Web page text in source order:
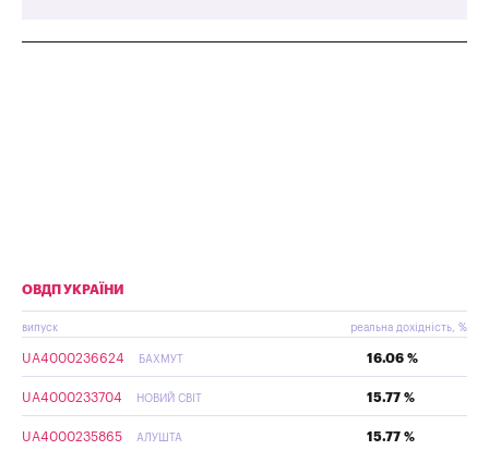
ОВДП УКРАЇНИ
випуск реальна дохідність, %
UA4000236624 БАХМУТ 16.06 %
UA4000233704 НОВИЙ СВІТ 15.77 %
UA4000235865 АЛУШТА 15.77 %